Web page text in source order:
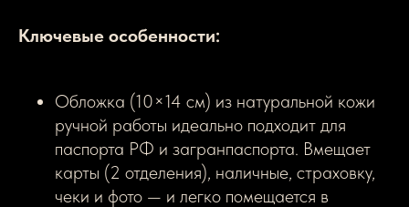
Ключевые особенности:
Обложка (10×14 см) из натуральной кожи
ручной работы идеально подходит для
паспорта РФ и загранпаспорта. Вмещает
карты (2 отделения), наличные, страховку,
чеки и фото — и легко помещается в